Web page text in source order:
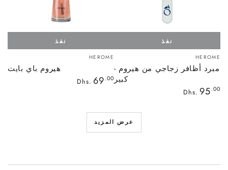
بائع:
HEROME
مبرد أظافر زجاجي من هيروم -
كبير
Dhs. 95.00
نفذ
بائع:
HEROME
هيروم باي بايت
Dhs. 69.00
نفذ
عرض المزيد